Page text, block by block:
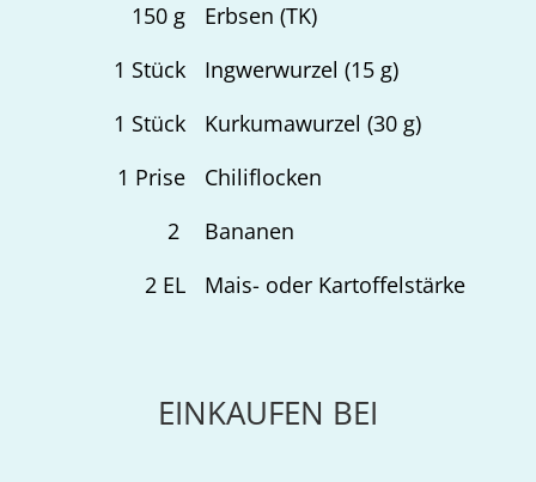
150g
Erbsen (TK)
1 Stück
Ingwerwurzel (15 g)
1 Stück
Kurkumawurzel (30 g)
1 Prise
Chiliflocken
2
Bananen
2EL Mais- oder Kartoffelstärke
EINKAUFEN BEI